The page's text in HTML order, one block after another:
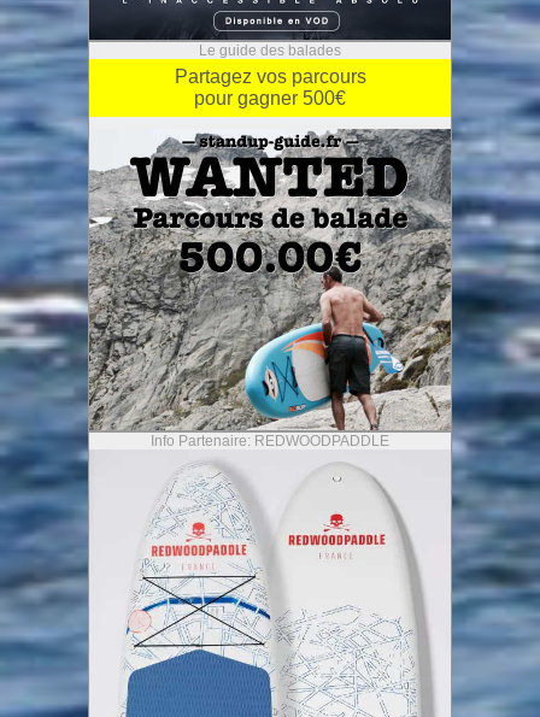
Le guide des balades
Partagez vos parcours
pour gagner 500€
Info Partenaire: REDWOODPADDLE